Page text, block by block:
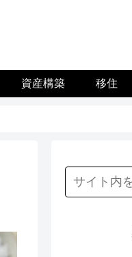
資産構築 移住